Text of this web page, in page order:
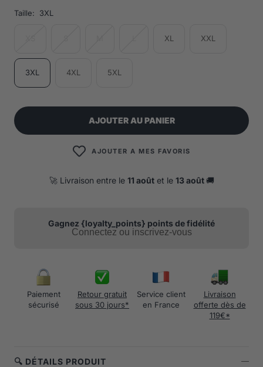
Taille: 3XL
XL XXL
3XL 4XL 5XL
AJOUTER AU PANIER
AJOUTER A MES FAVORIS
🚀 Livraison entre le 11 aoûtet le 13 août 🚚
Gagnez {loyalty_points} points de fidélité
Connectez ou inscrivez-vous
Paiement
sécurisé
Retour gratuit
sous 30 jours*
Service client
en France
Livraison
offerte dès de
119€*
🔍 DÉTAILS PRODUIT